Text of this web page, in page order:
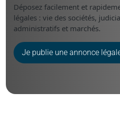
Déposez facilement et
légales : vie des sociétés,
administratifs et marchés.
Je publie une annonce